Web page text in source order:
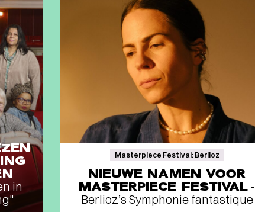
in
Masterpiece Festival: Berlioz
NIEUWE NAMEN VOOR
MASTERPIECE FESTIVAL -
Berlioz’s Symphonie fantastique